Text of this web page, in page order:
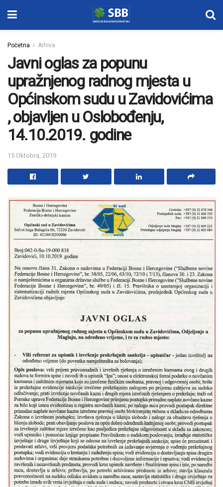
Početna Arhiva
Javni oglas za popunu
upražnjenog radnog mjesta u
Općinskom sudu u Zavidovićima
, objavljen u Oslobođenju,
14.10.2019. godine
15 Oktobra, 2019